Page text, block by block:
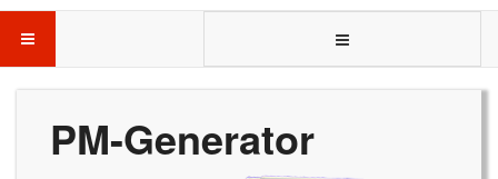
PM-Generator